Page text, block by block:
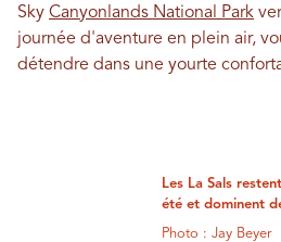
Sky Canyonlands National Park
journée d'aventure en plein air,
détendre dans une yourte
Les La Sals
été et dominent
Photo : Jay Beyer